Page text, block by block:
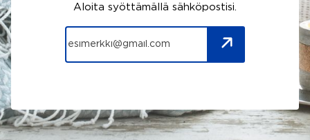
Aloita syöttämällä sähköpostisi.